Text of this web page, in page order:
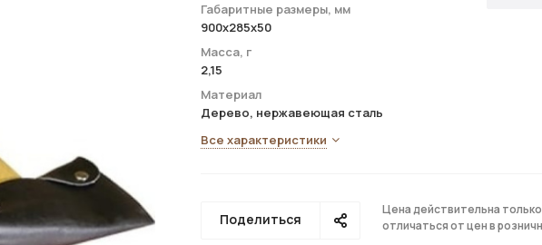
Габаритные размеры, мм
900х285х50
Масса, г
2,15
Материал
Дерево, нержавеющая сталь
Все характеристики
Поделиться
Цена действительна
отличаться от цен в